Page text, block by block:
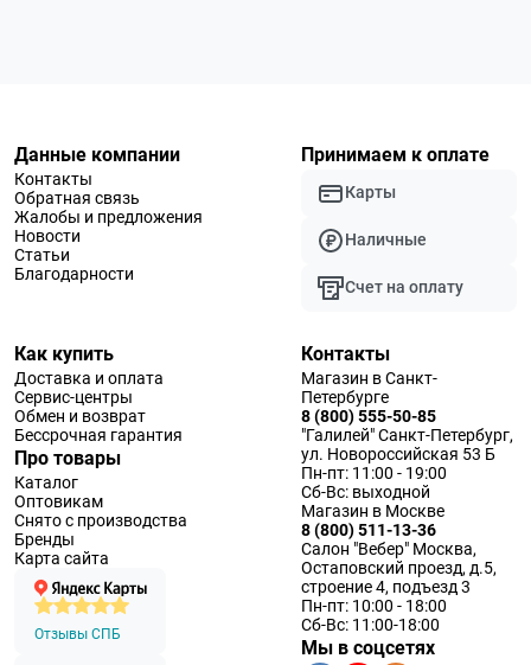
Данные компании
Контакты
Обратная связь
Жалобы и предложения
Новости
Статьи
Благодарности
Принимаем к оплате
Карты
Наличные
Счет на оплату
Как купить
Доставка и оплата
Сервис-центры
Обмен и возврат
Бессрочная гарантия
Про товары
Каталог
Оптовикам
Снято с производства
Бренды
Карта сайта
Отзывы СПБ
Контакты
Магазин в Санкт-
Петербурге
8 (800) 555-50-85
"Галилей" Санкт-Петербург,
ул. Новороссийская 53 Б
Пн-пт: 11:00 - 19:00
Сб-Вс: выходной
Магазин в Москве
8 (800) 511-13-36
Салон "Вебер" Москва,
Остаповский проезд, д.5,
строение 4, подъезд 3
Пн-пт: 10:00 - 18:00
Сб-Вс: 11:00-18:00
Мы в соцсетях